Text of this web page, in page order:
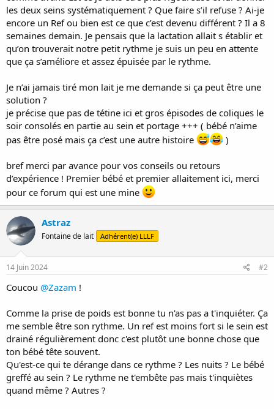
les deux seins systématiquement ? Que faire s’il refuse ? Ai-je
encore un Ref ou bien est ce que c’est devenu différent ? Il a 8
semaines demain. Je pensais que la lactation allait s établir et
qu’on trouverait notre petit rythme je suis un peu en attente
que ça s’améliore et assez épuisée par le rythme.
Je n’ai jamais tiré mon lait je me demande si ça peut être une
solution ?
je précise que pas de tétine ici et gros épisodes de coliques le
soir consolés en partie au sein et portage +++ ( bébé n’aime
pas être posé mais ça c’est une autre histoire
)
bref merci par avance pour vos conseils ou retours
d’expérience ! Premier bébé et premier allaitement ici, merci
pour ce forum qui est une mine
Astraz
Fontaine de lait Adhérent(e) LLLF
14 Juin 2024 #2
Coucou @Zazam !
Comme la prise de poids est bonne tu n'as pas a t'inquiéter. Ça
me semble être son rythme. Un ref est moins fort si le sein est
drainé régulièrement donc c'est plutôt une bonne chose que
ton bébé tête souvent.
Qu'est-ce qui te dérange dans ce rythme ? Les nuits ? Le bébé
greffé au sein ? Le rythme ne t'embête pas mais t'inquiètes
quand même ? Autres ?